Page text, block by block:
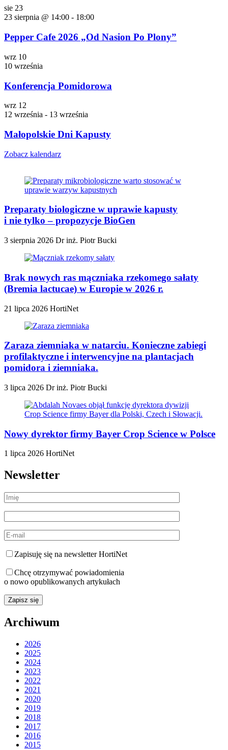
sie 23
23 sierpnia @ 14:00 - 18:00
Pepper Cafe 2026 „Od Nasion Po Plony”
wrz 10
10 września
Konferencja Pomidorowa
wrz 12
12 września - 13 września
Małopolskie Dni Kapusty
Zobacz kalendarz
Preparaty biologiczne w uprawie kapusty
i nie tylko – propozycje BioGen
3 sierpnia 2026 Dr inż. Piotr Bucki
Brak nowych ras mączniaka rzekomego sałaty
(Bremia lactucae) w Europie w 2026 r.
21 lipca 2026 HortiNet
Zaraza ziemniaka w natarciu. Konieczne zabiegi
profilaktyczne i interwencyjne na plantacjach
pomidora i ziemniaka.
3 lipca 2026 Dr inż. Piotr Bucki
Nowy dyrektor firmy Bayer Crop Science w Polsce
1 lipca 2026 HortiNet
Newsletter
Zapisuję się na newsletter HortiNet
Chcę otrzymywać powiadomienia
o nowo opublikowanych artykułach
Archiwum
2026
2025
2024
2023
2022
2021
2020
2019
2018
2017
2016
2015